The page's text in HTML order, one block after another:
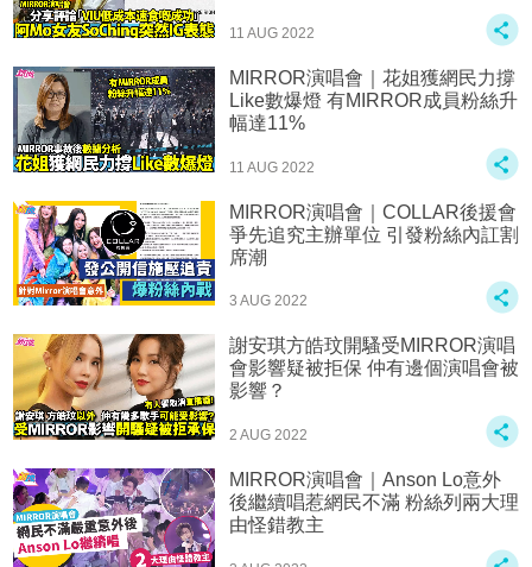
11 AUG 2022
MIRROR演唱會｜花姐獲網民力撐
Like數爆燈 有MIRROR成員粉絲升
幅達11%
11 AUG 2022
MIRROR演唱會｜COLLAR後援會
爭先追究主辦單位 引發粉絲內訌割
席潮
3 AUG 2022
謝安琪方皓玟開騷受MIRROR演唱
會影響疑被拒保 仲有邊個演唱會被
影響？
2 AUG 2022
MIRROR演唱會｜Anson Lo意外
後繼續唱惹網民不滿 粉絲列兩大理
由怪錯教主